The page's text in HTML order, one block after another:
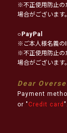
※不正使用防止の
場合がございます。
○PayPal
※ご本人様名義の
※不正使用防止の
場合がございます。
Dear
Payment
or " Credit card